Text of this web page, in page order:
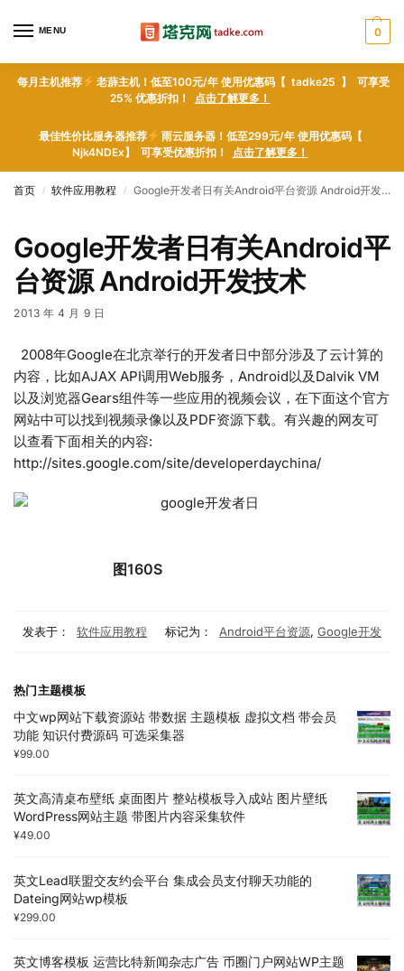
MENU 0
每月主机推荐
老薜主机！低至100元/年 使用优惠码【 tadke25 】 可享受
25% 优惠折扣！ 点击了解更多！
最佳性价比服务器推荐
雨云服务器！低至299元/年 使用优惠码【
Njk4NDEx】 可享受优惠折扣！ 点击了解更多！
首页 / 软件应用教程 / Google开发者日有关Android平台资源 Android开发技术
Google开发者日有关Android平
台资源 Android开发技术
2013 年 4 月 9 日
2008年Google在北京举行的开发者日中部分涉及了云计算的
内容，比如AJAX API调用Web服务，Android以及Dalvik VM
以及浏览器Gears组件等一些应用的视频会议，在下面这个官方
网站中可以找到视频录像以及PDF资源下载。有兴趣的网友可
以查看下面相关的内容:
http://sites.google.com/site/developerdaychina/
图160S
发表于： 软件应用教程 标记为： Android平台资源, Google开发
热门主题模板
中文wp网站下载资源站 带数据 主题模板 虚拟文档 带会员
功能 知识付费源码 可选采集器
¥99.00
英文高清桌布壁纸 桌面图片 整站模板导入成站 图片壁纸
WordPress网站主题 带图片内容采集软件
¥49.00
英文Lead联盟交友约会平台 集成会员支付聊天功能的
Dateing网站wp模板
¥299.00
英文博客模板 运营比特新闻杂志广告 币圈门户网站WP主题